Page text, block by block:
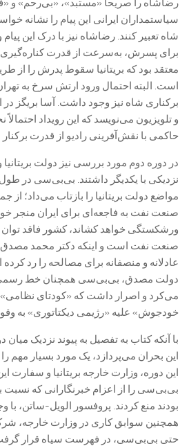
رضاشاه را صریحاً «مستبد»، «بی‌رحم» و
سیاستمداران ایرانی این پیام را نشانه
شاه تعبیر کنند. رضاشاه نیز با درک این
برای پسرش، به‌سرعت از قدرت کناره‌گیری
معتقد بود که بریتانیا سقوط پدرش را
است. البته احتمال ورود ارتش سرخ به
برکناری شاه نیز وجود داشت. آسا بریگز در
و تلویزیون می‌نویسد که این رویداد احتمالاً
حاکمی با نقش‌آفرینی رادیو از قدرت برکنار شد
در دوره دوم مورد بررسی نیز دولت
نزدیکی با یکدیگر داشتند. بی‌بی‌سی در طول
مواضع دولت بریتانیا را بازتاب می‌داد؛ از
صنعت نفت به فاجعه‌ای برای ایران منجر
ورشکستگی خواهد کشاند، کشور فاقد توان
صنعت نفت است و اینکه دکتر محمد مصدق
عادلانه و منصفانه برای مصالحه را رد
دولت مصدق، بی‌بی‌سی همچنان خط رسمی
می‌کرد و اصرار داشت که «کودتای نظامی»
خودجوش» علیه «رژیمی دیکتاتوری» به
با آنکه کتاب به تفصیل به پیوند نزدیک
این بحران می‌پردازد، یک مورد بسیار مهم
این دوره، وزارت خارجه بریتانیا و سفارت
بی‌بی‌سی را از اعزام خبرنگارانی که نسبت
بودند منع کردند. پروفسور الویل-ساتن،
همچنین سوابق کاری در وزارت خارجه،
حتی بی‌بی‌سی، در فهرست سیاه قرار گرفت.